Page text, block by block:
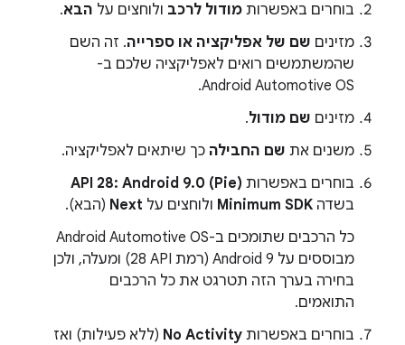
בוחרים באפשרות מודול לרכב ולוחצים על הבא.
מזינים שם של אפליקציה או ספרייה. זה השם
שהמשתמשים רואים לאפליקציה שלכם ב-
Android Automotive OS.
מזינים שם מודול.
משנים את שם החבילה כך שיתאים לאפליקציה.
בוחרים באפשרות API 28: Android 9.0 (Pie)
בשדה Minimum SDK ולוחצים על Next (הבא).
כל הרכבים שתומכים ב-Android Automotive OS
מבוססים על Android 9 (רמת API‏ 28) ומעלה, ולכן
בחירה בערך הזה תטרגט את כל הרכבים
התואמים.
בוחרים באפשרות No Activity (ללא פעילות) ואז